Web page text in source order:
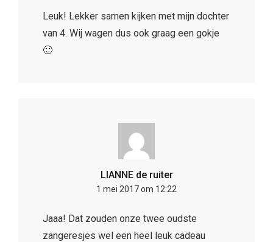
Leuk! Lekker samen kijken met mijn dochter
van 4. Wij wagen dus ook graag een gokje
🙂
LIANNE de ruiter
1 mei 2017 om 12:22
Jaaa! Dat zouden onze twee oudste
zangeresjes wel een heel leuk cadeau